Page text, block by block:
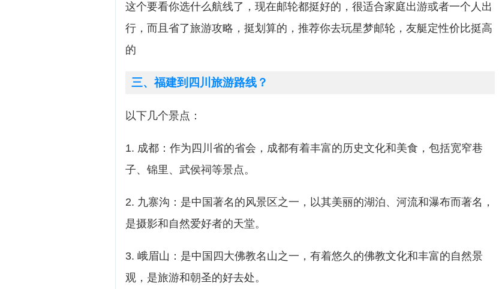
这个要看你选什么航线了，现在邮轮都挺好的，很适合家庭出游或者一个人出
行，而且省了旅游攻略，挺划算的，推荐你去玩星梦邮轮，友艇定性价比挺高
的
三、福建到四川旅游路线？
以下几个景点：
1. 成都：作为四川省的省会，成都有着丰富的历史文化和美食，包括宽窄巷
子、锦里、武侯祠等景点。
2. 九寨沟：是中国著名的风景区之一，以其美丽的湖泊、河流和瀑布而著名，
是摄影和自然爱好者的天堂。
3. 峨眉山：是中国四大佛教名山之一，有着悠久的佛教文化和丰富的自然景
观，是旅游和朝圣的好去处。